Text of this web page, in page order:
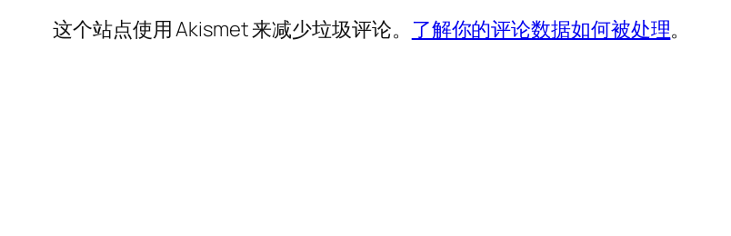
这个站点使用 Akismet 来减少垃圾评论。 了解你的评论数据如何被处理。